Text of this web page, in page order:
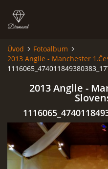
HISTORIE
JAK VYPADÁME
FOTOALBUM
Úvod
Fotoalbum
2013 Anglie - Manchester
2013 Anglie -